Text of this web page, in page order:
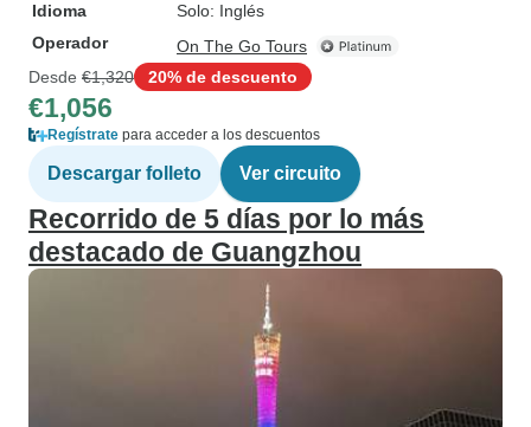
Idioma
Solo: Inglés
Operador
On The Go Tours
Desde €1,320 20% de descuento
€1,056
Regístrate para acceder a los descuentos
Descargar folleto Ver circuito
Recorrido de 5 días por lo más
destacado de Guangzhou